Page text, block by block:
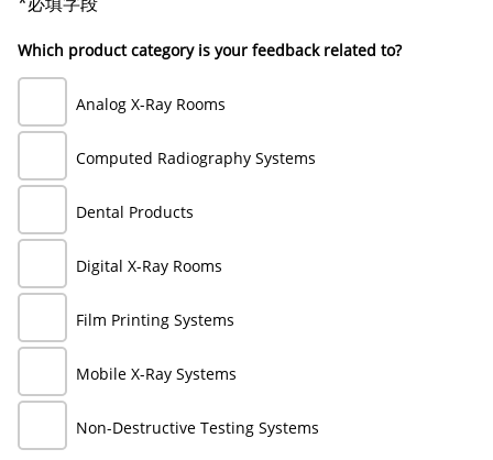
Which product category is your feedback related to?
Analog X-Ray Rooms
Computed Radiography Systems
Dental Products
Digital X-Ray Rooms
Film Printing Systems
Mobile X-Ray Systems
Non-Destructive Testing Systems